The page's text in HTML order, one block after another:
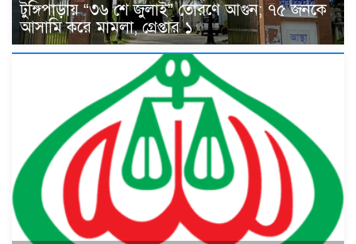
টুঙ্গিপাড়ায় “৩৬ শে জুলাই” তোরণে আগুন; ৭৫ জনকে
আসামি করে মামলা, গ্রেপ্তার ১